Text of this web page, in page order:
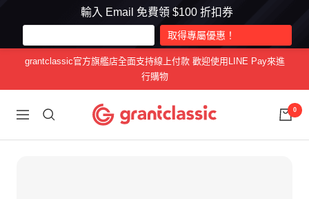
輸入 Email 免費領 $100 折扣券
內
grantclassic官方旗艦店全面支持線上付款 歡迎使用LINE Pay來進
行購物
導
grantclassic
特
0